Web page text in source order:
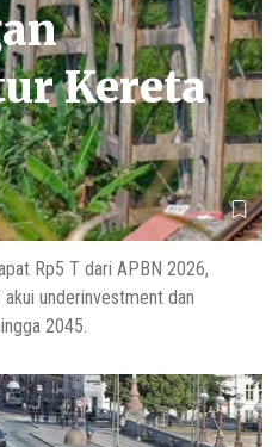
Kereta
Rp5 T dari APBN 2026,
underinvestment dan
2045.